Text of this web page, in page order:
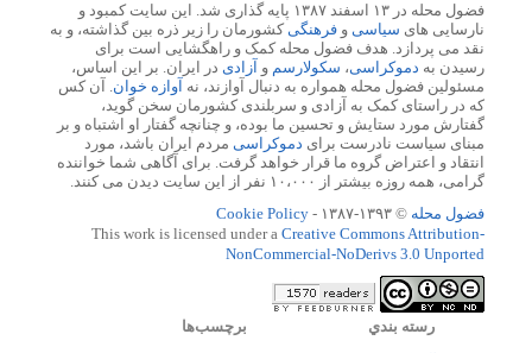
فضول محله در ۱۳ اسفند ۱۳۸۷ پایه گذاری شد. این سایت کمبود و
نارسایی های سیاسی و فرهنگیکشورمان را زیر ذره بین گذاشته، و به
نقد می پردازد. هدف فضول محله کمک و راهگشایی است برای
رسیدن به دموکراسی، سکولارسم و آزادی در ایران. بر این اساس،
مسئولین فضول محله همواره به دنبال آوازند، نه آوازه خوان. آن کس
که در راستای کمک به آزادی و سربلندی کشورمان سخن گوید،
گفتارش مورد ستایش و تحسین ما بوده، و چنانچه گفتار او اشتباه و بر
مبنای سیاست نادرست برای دموکراسی مردم ایران باشد، مورد
انتقاد و اعتراض گروه ما قرار خواهد گرفت. برای آگاهی شما خواننده
گرامی، همه روزه بیشتر از ۱۰،۰۰۰ نفر از این سایت دیدن می کنند.
فضول محله © ۱۳۹۳-۱۳۸۷ -
Cookie Policy
This work is licensed under a Creative Commons Attribution-
NonCommercial-NoDerivs 3.0 Unported
رسته بندي برچسب‌ها